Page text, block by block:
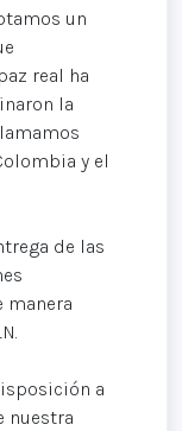
un
real ha
la
y el
de las
manera
a
nuestra